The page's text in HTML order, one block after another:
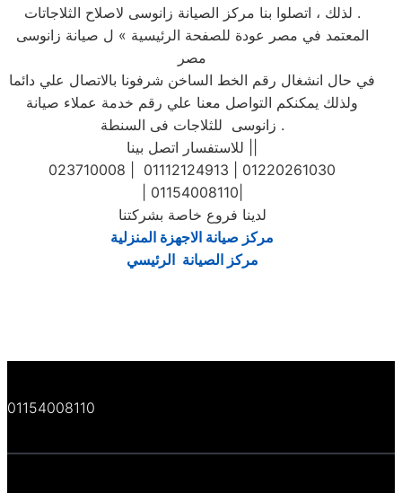
. لذلك ، اتصلوا بنا مركز الصيانة زانوسى لاصلاح الثلاجاتات
المعتمد في مصر عودة للصفحة الرئيسية » ل صيانة زانوسى
مصر
في حال انشغال رقم الخط الساخن شرفونا بالاتصال علي دائما
ولذلك يمكنكم التواصل معنا علي رقم خدمة عملاء صيانة
زانوسى للثلاجات فى السنطة .
023710008 | 01112124913 | 01220261030
| 01154008110|
لدينا فروع خاصة بشركتنا
مركز صيانة الاجهزة المنزلية
مركز الصيانة الرئيسي
01154008110